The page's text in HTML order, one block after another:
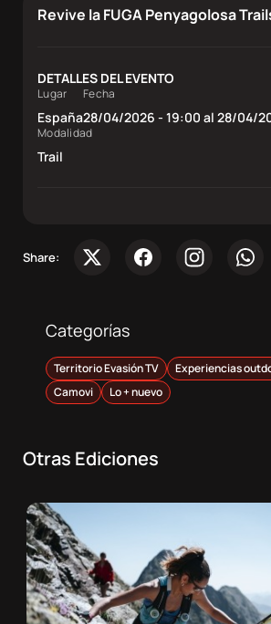
Revive la FUGA Penyagolosa
DETALLES DEL EVENTO
Lugar
España
Fecha
28/04/2026 - 19:00 al 28/04/
Modalidad
Trail
Share:
Categorías
Territorio Evasión TV Experiencias
Camovi
Lo + nuevo
Otras Ediciones
nosotros
Contacta
Atletas